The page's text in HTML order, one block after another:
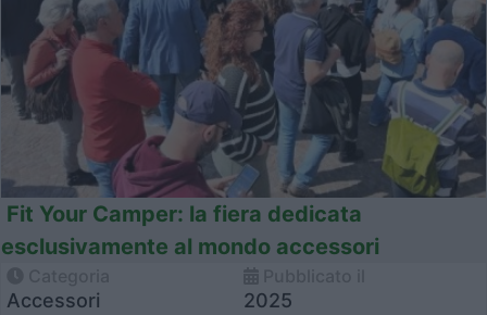
Fit Your Camper: la fiera dedicata
esclusivamente al mondo accessori
Accessori 2025